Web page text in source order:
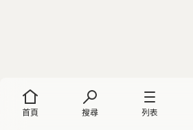
首頁 搜尋 列表